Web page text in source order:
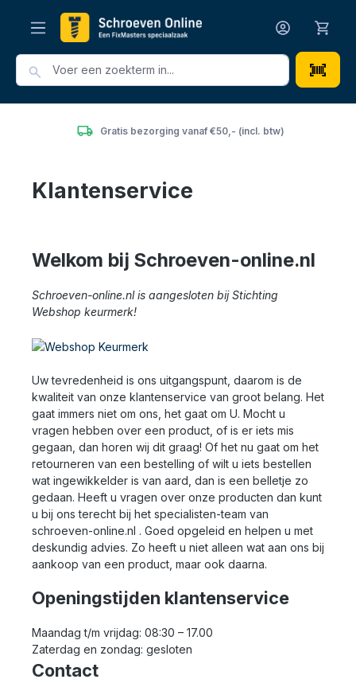
Gratis bezorging vanaf €50,- (incl. btw)
Klantenservice
Welkom bij Schroeven-online.nl
Schroeven-online.nl is aangesloten bij Stichting
Webshop keurmerk!
Uw tevredenheid is ons uitgangspunt, daarom is de
kwaliteit van onze klantenservice van groot belang. Het
gaat immers niet om ons, het gaat om U. Mocht u
vragen hebben over een product, of is er iets mis
gegaan, dan horen wij dit graag! Of het nu gaat om het
retourneren van een bestelling of wilt u iets bestellen
wat ingewikkelder is van aard, dan is een belletje zo
gedaan. Heeft u vragen over onze producten dan kunt
u bij ons terecht bij het specialisten-team van
schroeven-online.nl . Goed opgeleid en helpen u met
deskundig advies. Zo heeft u niet alleen wat aan ons bij
aankoop van een product, maar ook daarna.
Openingstijden klantenservice
Maandag t/m vrijdag: 08:30 – 17.00
Zaterdag en zondag: gesloten
Contact